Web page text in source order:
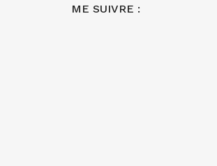
ME SUIVRE :